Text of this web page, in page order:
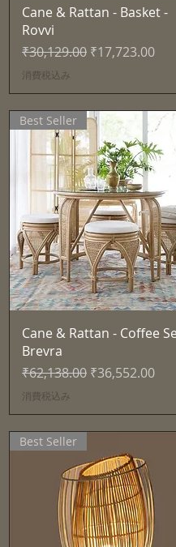
クイックビュー
Cane & Rattan - Basket -
Rovvi
通常価格
₹30,129.00 セール価格
₹17,723.00
消費税込み
クイックビュー
Best Seller
Cane & Rattan - Coffee
Brevra
通常価格
₹62,138.00 セール価格
₹36,552.00
消費税込み
Best Seller